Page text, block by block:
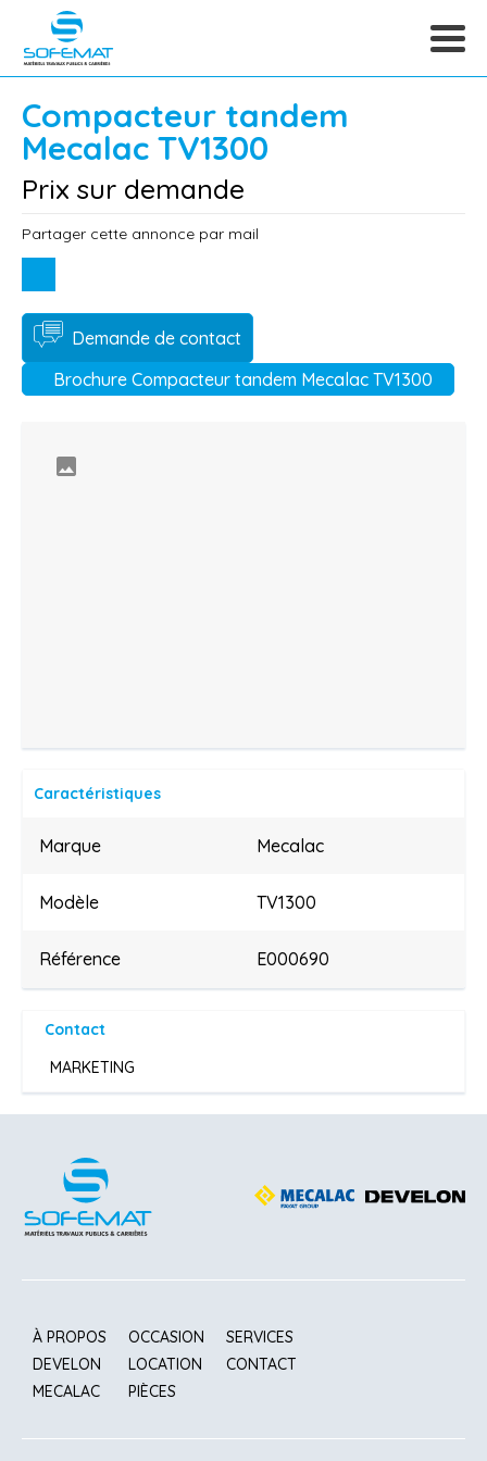
Compacteur tandem
Mecalac TV1300
Prix sur demande
Demande de contact
Brochure Compacteur tandem Mecalac TV1300
Caractéristiques
Marque Mecalac
Modèle TV1300
Référence E000690
Contact
MARKETING
Partager cette annonce par mail
À PROPOS
DEVELON
MECALAC
OCCASION
LOCATION
PIÈCES
SERVICES
CONTACT